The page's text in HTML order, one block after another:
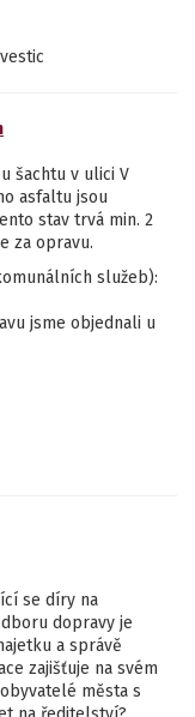
šachtu v ulici V
asfaltu jsou
stav trvá min. 2
za opravu.
služeb):
jsme objednali u
se díry na
dopravy je
a správě
zajišťuje na svém
města s